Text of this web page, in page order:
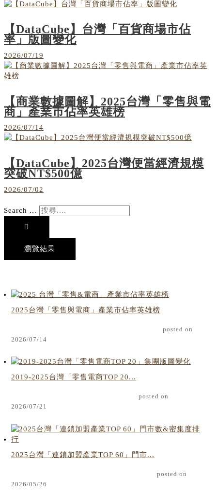
【DataCube】台灣「百貨商場市佔
率」版圖變化
2026/07/19
【商業數據圖解】2025台灣「零售與電
商」產業市佔率英雄榜
2026/07/14
【DataCube】2025台灣便當經濟規模
突破NT$500億
2026/07/02
Search ...
瀏覽結果
2025台灣「零售與電商」產業市佔率英雄榜
posted on
2026/07/14
2019-2025台灣「零售電商TOP 20...
posted on
2026/07/21
2025台灣「連鎖加盟產業TOP 60」門市...
posted on
2026/05/26